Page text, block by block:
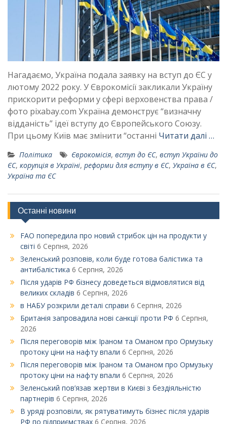
Нагадаємо, Україна подала заявку на вступ до ЄС у
лютому 2022 року. У Єврокомісії закликали Україну
прискорити реформи у сфері верховенства права /
фото pixabay.com Україна демонструє “визначну
відданість” ідеї вступу до Європейського Союзу.
При цьому Київ має змінити “останні Читати далі …
Політика Єврокомісія, вступ до ЄС, вступ України до
ЄС, корупція в Україні, реформи для вступу в ЄС, Україна в ЄС,
Україна та ЄС
Останні новини
FAO попередила про новий стрибок цін на продукти у
світі 6 Серпня, 2026
Зеленський розповів, коли буде готова балістика та
антибалістика 6 Серпня, 2026
Після ударів РФ бізнесу доведеться відмовлятися від
великих складів 6 Серпня, 2026
в НАБУ розкрили деталі справи 6 Серпня, 2026
Британія запровадила нові санкції проти РФ 6 Серпня,
2026
Після переговорів між Іраном та Оманом про Ормузьку
протоку ціни на нафту впали 6 Серпня, 2026
Після переговорів між Іраном та Оманом про Ормузьку
протоку ціни на нафту впали 6 Серпня, 2026
Зеленський пов’язав жертви в Києві з бездіяльністю
партнерів 6 Серпня, 2026
В уряді розповіли, як рятуватимуть бізнес після ударів
РФ по підприємствах 6 Серпня, 2026